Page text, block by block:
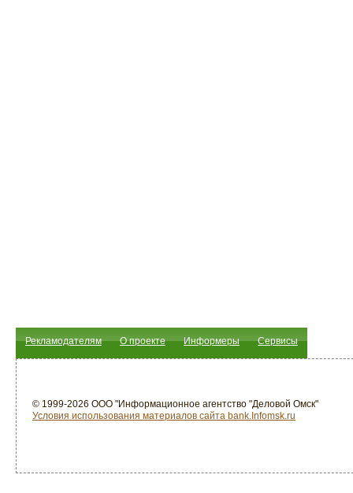
Рекламодателям О проекте Информеры Сервисы
© 1999-2026 ООО "Информационное агентство "Деловой Омск"
Условия использования материалов сайта bank.Infomsk.ru